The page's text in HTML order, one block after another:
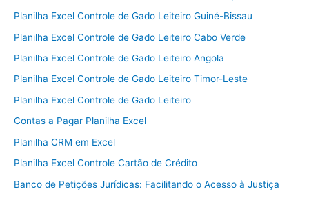
Planilha Excel Controle de Gado Leiteiro Guiné-Bissau
Planilha Excel Controle de Gado Leiteiro Cabo Verde
Planilha Excel Controle de Gado Leiteiro Angola
Planilha Excel Controle de Gado Leiteiro Timor-Leste
Planilha Excel Controle de Gado Leiteiro
Contas a Pagar Planilha Excel
Planilha CRM em Excel
Planilha Excel Controle Cartão de Crédito
Banco de Petições Jurídicas: Facilitando o Acesso à Justiça